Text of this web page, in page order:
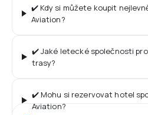
✔️ Kdy si můžete koupit
Aviation?
✔️ Jaké letecké společnosti
trasy?
✔️ Mohu si rezervovat hotel
Aviation?